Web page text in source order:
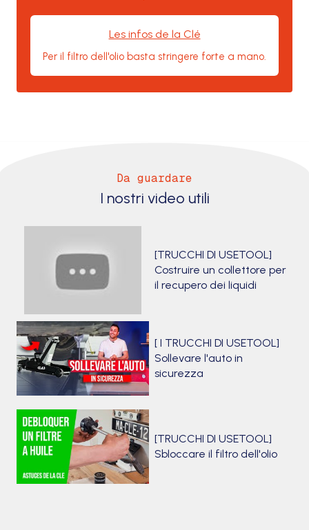
Les infos de la Clé
Per il filtro dell'olio basta stringere forte a mano.
Da guardare
I nostri video utili
[TRUCCHI DI USETOOL]
Costruire un collettore per
il recupero dei liquidi
[ I TRUCCHI DI USETOOL]
Sollevare l'auto in
sicurezza
[TRUCCHI DI USETOOL]
Sbloccare il filtro dell'olio